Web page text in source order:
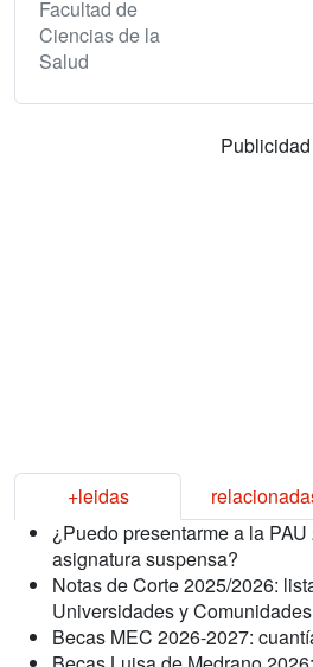
Facultad de
Ciencias de la
Salud
Publicidad
+leidas
¿Puedo presentarme a la
asignatura suspensa?
Notas de Corte 2025/2026:
Universidades y
Becas MEC 2026-2027: